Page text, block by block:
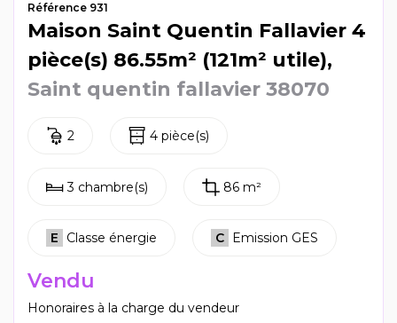
Référence 931
Maison Saint Quentin Fallavier 4
pièce(s) 86.55m² (121m² utile),
Saint quentin fallavier 38070
2 4 pièce(s)
3 chambre(s) 86 m²
E Classe énergie C Emission GES
Vendu
Honoraires à la charge du vendeur